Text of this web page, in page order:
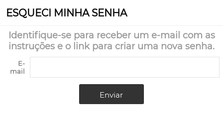
ESQUECI MINHA SENHA
Identifique-se para receber um e-mail com as
instruções e o link para criar uma nova senha.
E-
mail
Enviar